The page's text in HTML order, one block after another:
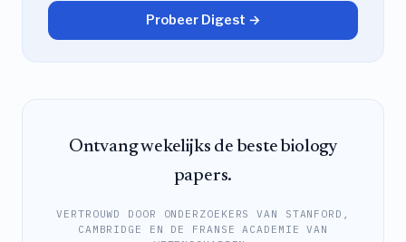
Probeer Digest →
Ontvang wekelijks de beste biology
papers.
VERTROUWD DOOR ONDERZOEKERS VAN STANFORD,
CAMBRIDGE EN DE FRANSE ACADEMIE VAN